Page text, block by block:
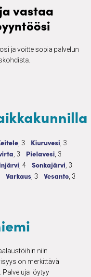
vastaa
ja voitte sopia palvelun
3 palvelua
, 3 Maalarit
Kiuruvesi 3
, 3
3 palvelua
, 3 Maalarit
Pielavesi 3 palvelua
, 3
4 palvelua
, 4 Maalarit
Sonkajärvi 3
, 3
palvelua
Maalarit
Varkaus 3 palvelua
, 3 Maalarit
Vesanto3, 3
niin
on merkittävä
Palveluja löytyy